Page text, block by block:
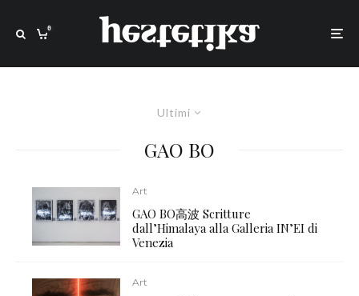
0
Ultimi
GAO BO
Art
GAO BO高波 Scritture
dall’Himalaya alla Galleria IN’EI di
Venezia
Art